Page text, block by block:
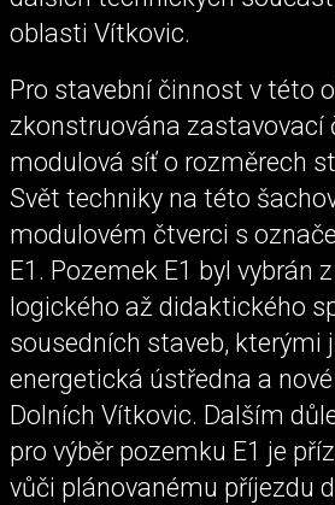
oblasti Vítkovic.
Pro stavební činnost v této
zkonstruována zastavovací
modulová síť o rozměrech
Svět techniky na této
modulovém čtverci s
E1. Pozemek E1 byl vybrán
logického až didaktického
sousedních staveb, kterými
energetická ústředna a
Dolních Vítkovic. Dalším
pro výběr pozemku E1 je
vůči plánovanému příjezdu